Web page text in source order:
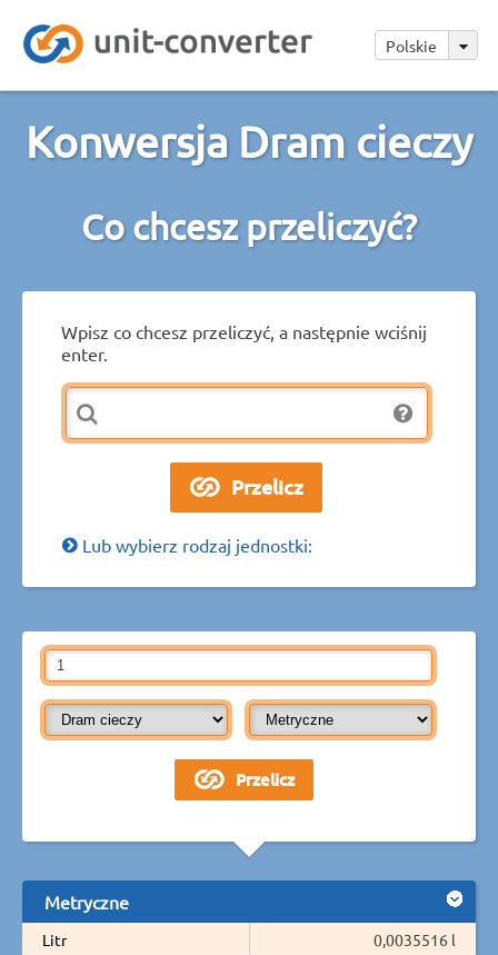
Polskie
Konwersja Dram cieczy
Co chcesz przeliczyć?
Wpisz co chcesz przeliczyć, a następnie wciśnij
enter.
Lub wybierz rodzaj jednostki:
Metryczne
Litr
0,0035516 l